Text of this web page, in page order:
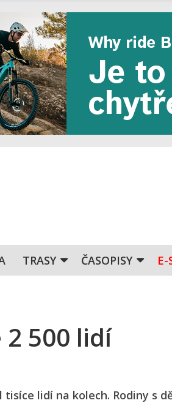
TRASY ČASOPISY E-
500 lidí
lidí na kolech. Rodiny s